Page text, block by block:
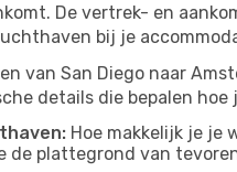
De vertrek- en
bij je
van San Diego naar
details die bepalen hoe
Hoe makkelijk je je
de plattegrond van